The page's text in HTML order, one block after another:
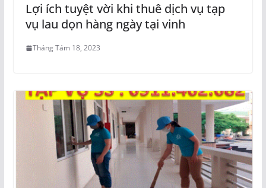
Lợi ích tuyệt vời khi thuê dịch vụ tạp
vụ lau dọn hàng ngày tại vinh
Tháng Tám 18, 2023